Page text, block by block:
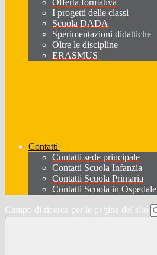
Offerta formativa
I progetti delle classi
Scuola DADA
Sperimentazioni didattiche
Oltre le discipline
ERASMUS
Contatti
Contatti sede principale
Contatti Scuola Infanzia
Contatti Scuola Primaria
Contatti Scuola in Ospedale
Campo di ricerca per le pagine del sito